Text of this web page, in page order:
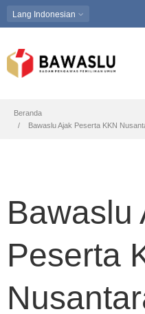
Lang Indonesian
Beranda
Bawaslu Ajak Peserta KKN
Bawaslu
Peserta